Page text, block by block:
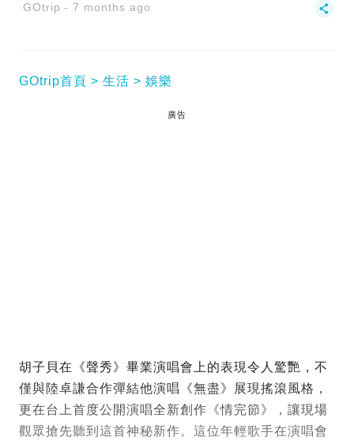
GOtrip 7 months ago
GOtrip首頁 生活 娛樂
廣告
胡子貝在《聲秀》畢業演唱會上的表現令人驚艷，不
僅與陸卓謙合作彈結他演唱《無盡》展現搖滾風格，
更在台上首度公開演唱全新創作《情完節》，讓現場
觀眾搶先聽到這首神秘新作。這位年輕歌手在演唱會